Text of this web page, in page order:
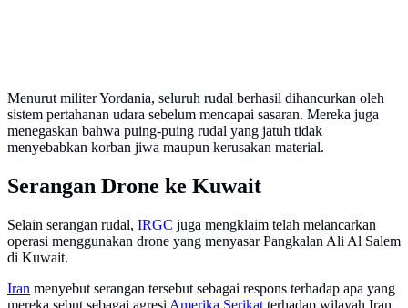
Menurut militer Yordania, seluruh rudal berhasil dihancurkan oleh
sistem pertahanan udara sebelum mencapai sasaran. Mereka juga
menegaskan bahwa puing-puing rudal yang jatuh tidak
menyebabkan korban jiwa maupun kerusakan material.
Serangan Drone ke Kuwait
Selain serangan rudal, IRGC juga mengklaim telah melancarkan
operasi menggunakan drone yang menyasar Pangkalan Ali Al Salem
di Kuwait.
Iran menyebut serangan tersebut sebagai respons terhadap apa yang